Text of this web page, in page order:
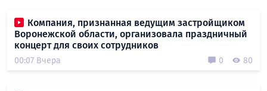
Компания, признанная ведущим застройщиком
Воронежской области, организовала праздничный
концерт для своих сотрудников
00:07 Вчера 0 80